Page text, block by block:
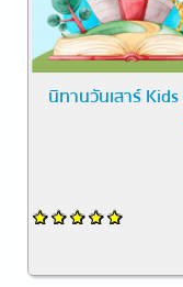
นิทานวันเสาร์